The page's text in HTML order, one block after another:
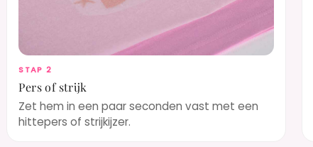
STAP 2
Pers of strijk
Zet hem in een paar seconden vast met een
hittepers of strijkijzer.